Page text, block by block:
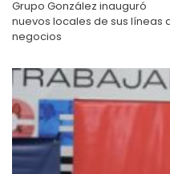
Grupo González inauguró
nuevos locales de sus líneas
negocios